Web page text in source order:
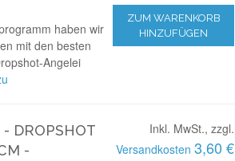
ZUM WARENKORB
HINZUFÜGEN
haben wir
mit den besten
Angelei
- DROPSHOT
-
Inkl. MwSt., zzgl.
Versandkosten 3,60 €